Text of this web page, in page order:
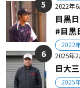
2022年
目黒
#目黒
2022
2025年
日大
2025